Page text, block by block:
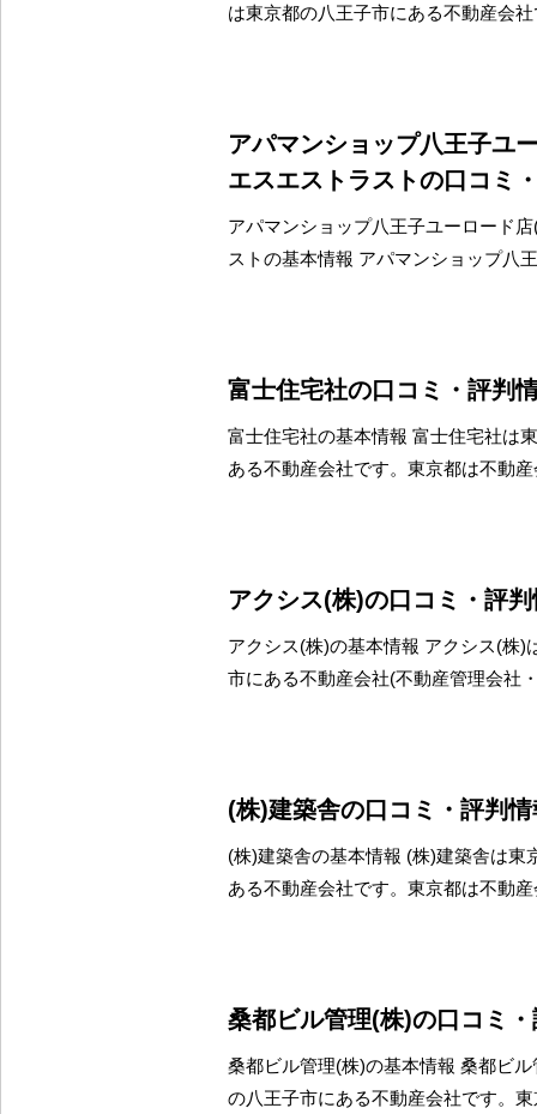
は東京都の八王子市にある不動産会
アパマンショップ八王子ユ
エスエストラストの口コミ
アパマンショップ八王子ユーロード
ストの基本情報 アパマンショップ八
富士住宅社の口コミ・評判
富士住宅社の基本情報 富士住宅社は
ある不動産会社です。東京都は不動
アクシス(株)の口コミ・評
アクシス(株)の基本情報 アクシス(株)
市にある不動産会社(不動産管理会社
(株)建築舎の口コミ・評判情
(株)建築舎の基本情報 (株)建築舎は東
ある不動産会社です。東京都は不動
桑都ビル管理(株)の口コミ
桑都ビル管理(株)の基本情報 桑都ビ
の八王子市にある不動産会社です。